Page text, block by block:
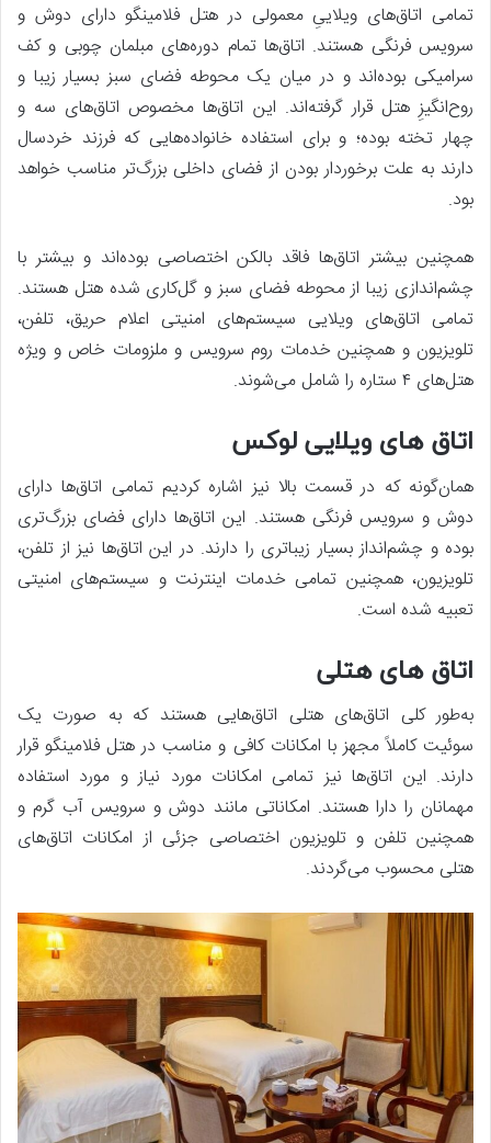
تمامی اتاق‌های ویلاییِ معمولی در هتل فلامینگو دارای دوش و
سرویس فرنگی هستند. اتاق‌ها تمام دوره‌های مبلمان چوبی و کف
سرامیکی بوده‌اند و در میان یک محوطه فضای سبز بسیار زیبا و
روح‌انگیزِ هتل قرار گرفته‌اند. این اتاق‌ها مخصوص اتاق‌های سه و
چهار تخته بوده؛ و برای استفاده خانواده‌هایی که فرزند خردسال
دارند به علت برخوردار بودن از فضای داخلی بزرگ‌تر مناسب خواهد
بود.
همچنین بیشتر اتاق‌ها فاقد بالکن اختصاصی بوده‌اند و بیشتر با
چشم‌اندازی زیبا از محوطه فضای سبز و گل‌کاری شده هتل هستند.
تمامی اتاق‌های ویلایی سیستم‌های امنیتی اعلام حریق، تلفن،
تلویزیون و همچنین خدمات روم سرویس و ملزومات خاص و ویژه
هتل‌های ۴ ستاره را شامل می‌شوند.
اتاق‌ های ویلایی لوکس
همان‌گونه که در قسمت بالا نیز اشاره کردیم تمامی اتاق‌ها دارای
دوش و سرویس فرنگی هستند. این اتاق‌ها دارای فضای بزرگ‌تری
بوده و چشم‌انداز بسیار زیباتری را دارند. در این اتاق‌ها نیز از تلفن،
تلویزیون، همچنین تمامی خدمات اینترنت و سیستم‌های امنیتی
تعبیه شده است.
اتاق‌ های هتلی
به‌طور کلی اتاق‌های هتلی اتاق‌هایی هستند که به‌ صورت یک
سوئیت کاملاً مجهز با امکانات کافی و مناسب در هتل فلامینگو قرار
دارند. این اتاق‌ها نیز تمامی امکانات مورد نیاز و مورد استفاده
مهمانان را دارا هستند. امکاناتی مانند دوش و سرویس آب گرم و
همچنین تلفن و تلویزیون اختصاصی جزئی از امکانات اتاق‌های
هتلی محسوب می‌گردند.